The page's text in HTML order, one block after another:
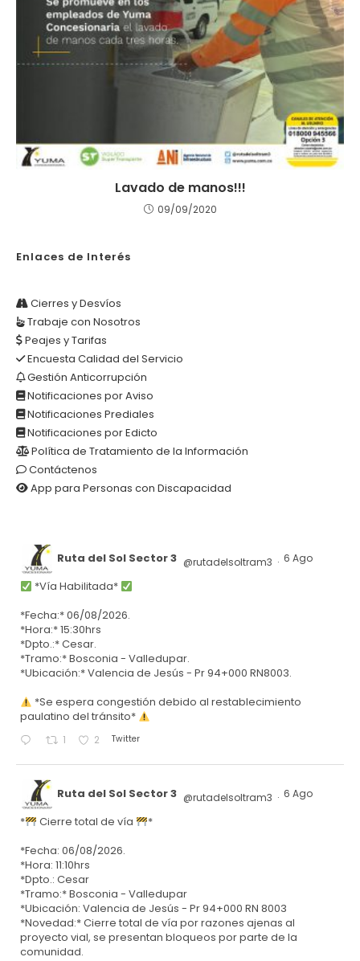
Lavado de manos!!!
09/09/2020
Enlaces de Interés
Cierres y Desvíos
Trabaje con Nosotros
Peajes y Tarifas
Encuesta Calidad del Servicio
Gestión Anticorrupción
Notificaciones por Aviso
Notificaciones Prediales
Notificaciones por Edicto
Política de Tratamiento de la Información
Contáctenos
App para Personas con Discapacidad
Ruta del Sol Sector 3 @rutadelsoltram3 · 6 Ago
*Vía Habilitada*
*Fecha:* 06/08/2026.
*Hora:* 15:30hrs
*Dpto.:* Cesar.
*Tramo:* Bosconia - Valledupar.
*Ubicación:* Valencia de Jesús - Pr 94+000 RN8003.
*Se espera congestión debido al restablecimiento
paulatino del tránsito*
1 2 Twitter
Ruta del Sol Sector 3 @rutadelsoltram3 · 6 Ago
* Cierre total de vía
*
*Fecha: 06/08/2026.
*Hora: 11:10hrs
*Dpto.: Cesar
*Tramo:* Bosconia - Valledupar
*Ubicación: Valencia de Jesús - Pr 94+000 RN 8003
*Novedad:* Cierre total de vía por razones ajenas al
proyecto vial, se presentan bloqueos por parte de la
comunidad.